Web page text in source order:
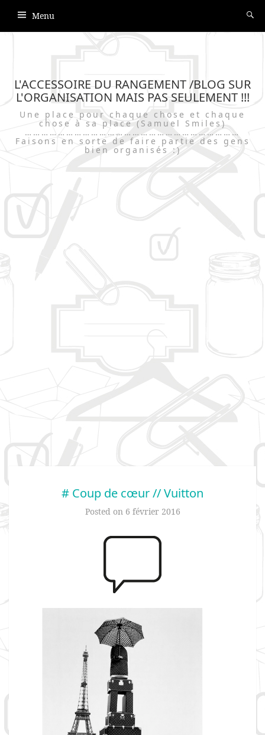
Menu
L'ACCESSOIRE DU RANGEMENT /BLOG SUR
L'ORGANISATION MAIS PAS SEULEMENT !!!
Une place pour chaque chose et chaque
chose à sa place (Samuel Smiles)
……………………………………………………………………
Faisons en sorte de faire partie des gens
bien organisés :)
# Coup de cœur // Vuitton
Posted on 6 février 2016